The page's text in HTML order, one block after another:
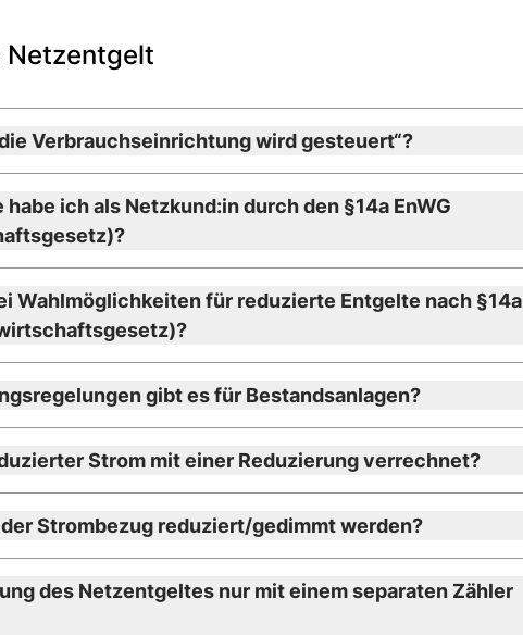
Netzentgelt
Verbrauchseinrichtung wird gesteuert“?
ich als Netzkund:in durch den §14a EnWG
Wahlmöglichkeiten für reduzierte Entgelte nach §14a
gibt es für Bestandsanlagen?
Strom mit einer Reduzierung verrechnet?
Strombezug reduziert/gedimmt werden?
des Netzentgeltes nur mit einem separaten Zähler